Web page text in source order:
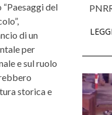
del
di un
per
e sul ruolo
storica e